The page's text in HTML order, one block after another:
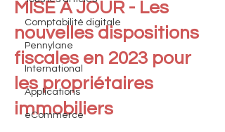
Comptabilité digitale
Pennylane
International
Applications
eCommerce
MISE A JOUR - Les
nouvelles dispositions
fiscales en 2023 pour
les propriétaires
immobiliers